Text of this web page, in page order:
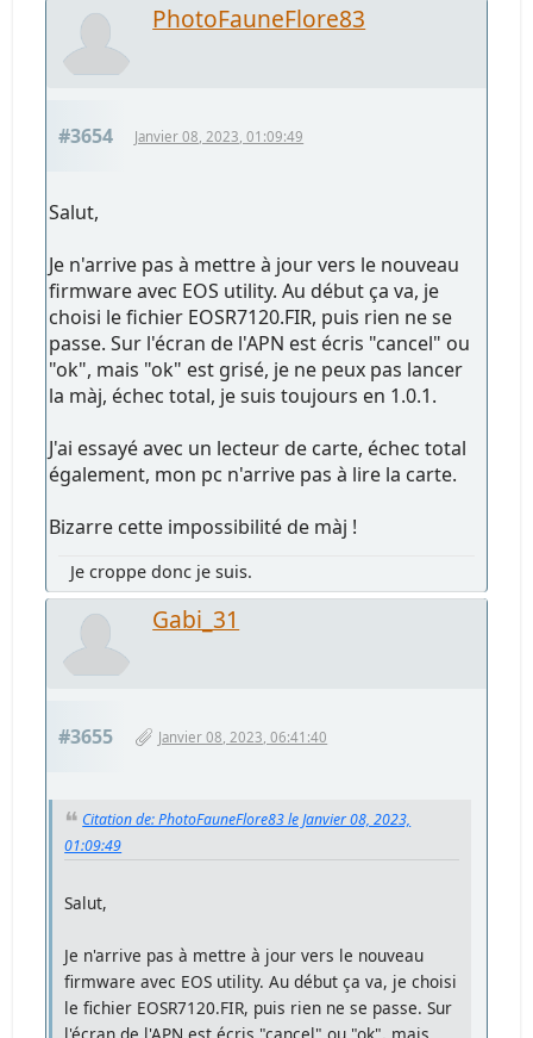
PhotoFauneFlore83
#3654 Janvier 08, 2023, 01:09:49
Salut,
Je n'arrive pas à mettre à jour vers le nouveau
firmware avec EOS utility. Au début ça va, je
choisi le fichier EOSR7120.FIR, puis rien ne se
passe. Sur l'écran de l'APN est écris "cancel" ou
"ok", mais "ok" est grisé, je ne peux pas lancer
la màj, échec total, je suis toujours en 1.0.1.
J'ai essayé avec un lecteur de carte, échec total
également, mon pc n'arrive pas à lire la carte.
Bizarre cette impossibilité de màj !
Je croppe donc je suis.
Gabi_31
#3655 Janvier 08, 2023, 06:41:40
Citation de: PhotoFauneFlore83 le Janvier 08, 2023,
01:09:49
Salut,
Je n'arrive pas à mettre à jour vers le nouveau
firmware avec EOS utility. Au début ça va, je choisi
le fichier EOSR7120.FIR, puis rien ne se passe. Sur